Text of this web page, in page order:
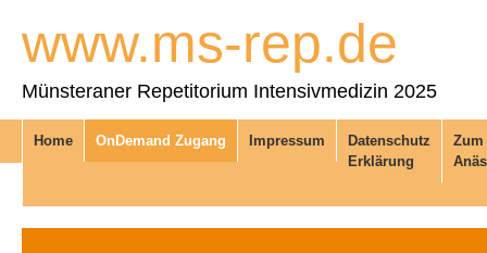
www.ms-rep.de
Münsteraner Repetitorium Intensivmedizin 2025
Home OnDemand Zugang Impressum
Datenschutz
Erklärung
Zum